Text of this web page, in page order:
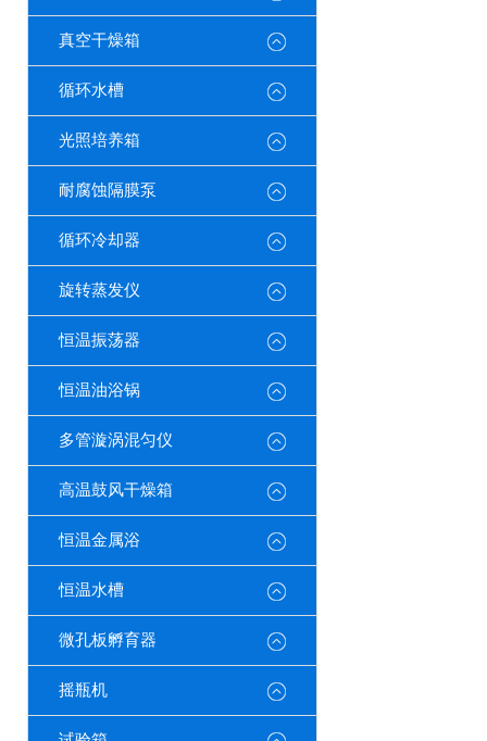
真空干燥箱
循环水槽
光照培养箱
耐腐蚀隔膜泵
循环冷却器
旋转蒸发仪
恒温振荡器
恒温油浴锅
多管漩涡混匀仪
高温鼓风干燥箱
恒温金属浴
恒温水槽
微孔板孵育器
摇瓶机